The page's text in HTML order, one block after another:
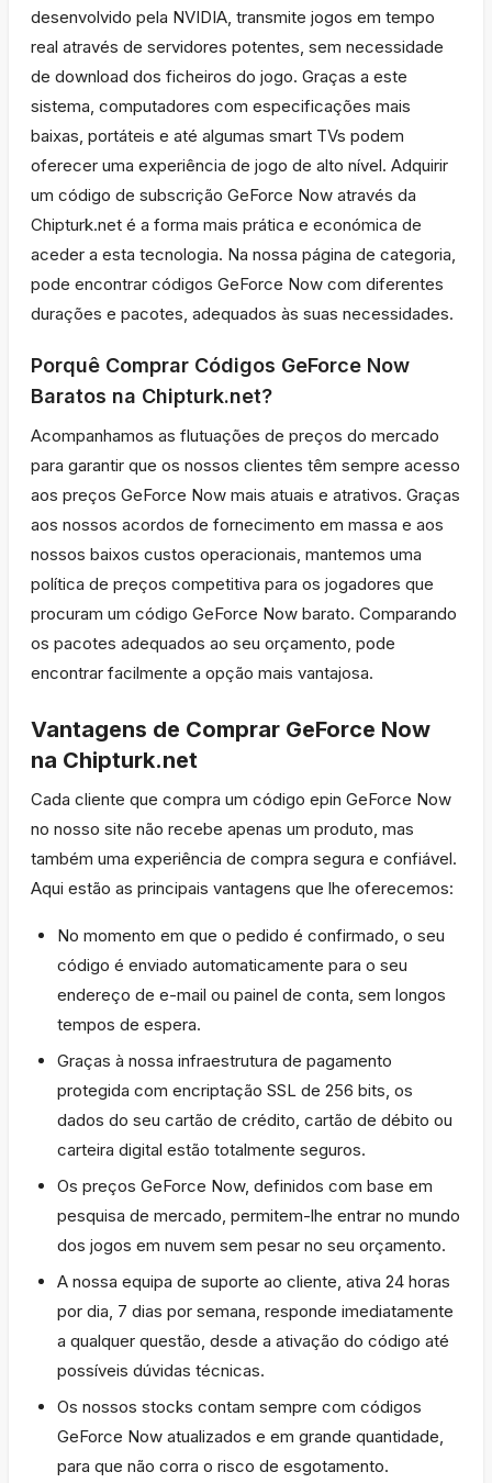
desenvolvido pela NVIDIA, transmite jogos em tempo
real através de servidores potentes, sem necessidade
de download dos ficheiros do jogo. Graças a este
sistema, computadores com especificações mais
baixas, portáteis e até algumas smart TVs podem
oferecer uma experiência de jogo de alto nível. Adquirir
um código de subscrição GeForce Now através da
Chipturk.net é a forma mais prática e económica de
aceder a esta tecnologia. Na nossa página de categoria,
pode encontrar códigos GeForce Now com diferentes
durações e pacotes, adequados às suas necessidades.
Porquê Comprar Códigos GeForce Now
Baratos na Chipturk.net?
Acompanhamos as flutuações de preços do mercado
para garantir que os nossos clientes têm sempre acesso
aos preços GeForce Now mais atuais e atrativos. Graças
aos nossos acordos de fornecimento em massa e aos
nossos baixos custos operacionais, mantemos uma
política de preços competitiva para os jogadores que
procuram um código GeForce Now barato. Comparando
os pacotes adequados ao seu orçamento, pode
encontrar facilmente a opção mais vantajosa.
Vantagens de Comprar GeForce Now
na Chipturk.net
Cada cliente que compra um código epin GeForce Now
no nosso site não recebe apenas um produto, mas
também uma experiência de compra segura e confiável.
Aqui estão as principais vantagens que lhe oferecemos:
No momento em que o pedido é confirmado, o seu
código é enviado automaticamente para o seu
endereço de e-mail ou painel de conta, sem longos
tempos de espera.
Graças à nossa infraestrutura de pagamento
protegida com encriptação SSL de 256 bits, os
dados do seu cartão de crédito, cartão de débito ou
carteira digital estão totalmente seguros.
Os preços GeForce Now, definidos com base em
pesquisa de mercado, permitem-lhe entrar no mundo
dos jogos em nuvem sem pesar no seu orçamento.
A nossa equipa de suporte ao cliente, ativa 24 horas
por dia, 7 dias por semana, responde imediatamente
a qualquer questão, desde a ativação do código até
possíveis dúvidas técnicas.
Os nossos stocks contam sempre com códigos
GeForce Now atualizados e em grande quantidade,
para que não corra o risco de esgotamento.